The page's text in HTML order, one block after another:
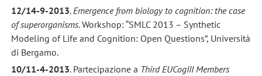
12/14-9-2013. Emergence from biology to cognition: the case
of superorganisms. Workshop: “SMLC 2013 – Synthetic
Modeling of Life and Cognition: Open Questions”, Università
di Bergamo.
10/11-4-2013. Partecipazione a Third EUCogIII Members